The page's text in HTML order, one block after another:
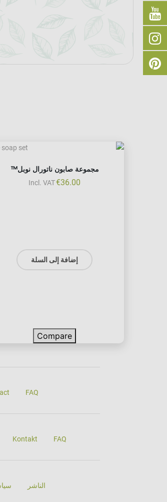
مجموعة صابون ناتورال نوبل™
€36.00
Incl. VAT
إضافة إلى السلة
Compare
FAQ
FAQ
Kontakt
الناشر